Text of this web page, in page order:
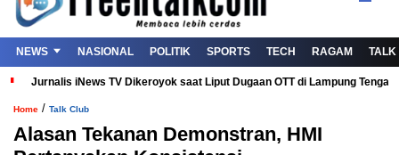
NEWS NASIONAL POLITIK SPORTS TECH RAGAM TALK
Jurnalis iNews TV Dikeroyok saat Liput Dugaan OTT di Lampung
Home / Talk Club
Alasan Tekanan Demonstran, HMI